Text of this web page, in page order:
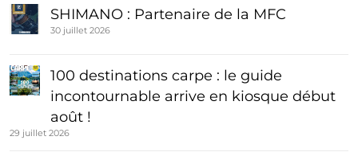
SHIMANO : Partenaire de la MFC
30 juillet 2026
100 destinations carpe : le guide
incontournable arrive en kiosque début
août !
29 juillet 2026